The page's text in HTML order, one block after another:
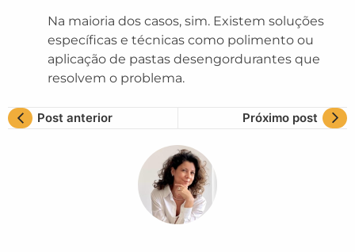
Na maioria dos casos, sim. Existem soluções
específicas e técnicas como polimento ou
aplicação de pastas desengordurantes que
resolvem o problema.
Post anterior Próximo post